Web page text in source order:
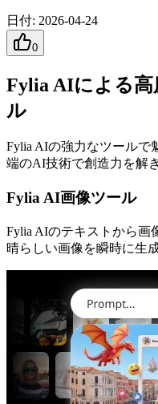
日付: 2026-04-24
0
Fylia AIによる
ル
Fylia AIの強力なツールで
端のAI技術で創造力を解
Fylia AI画像ツール
Fylia AIのテキストから画
晴らしい画像を瞬時に生成